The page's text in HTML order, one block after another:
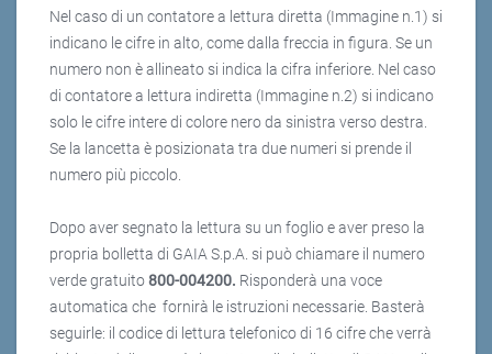
Nel caso di un contatore a lettura diretta (Immagine n.1) si
indicano le cifre in alto, come dalla freccia in figura. Se un
numero non è allineato si indica la cifra inferiore. Nel caso
di contatore a lettura indiretta (Immagine n.2) si indicano
solo le cifre intere di colore nero da sinistra verso destra.
Se la lancetta è posizionata tra due numeri si prende il
numero più piccolo.
Dopo aver segnato la lettura su un foglio e aver preso la
propria bolletta di GAIA S.p.A. si può chiamare il numero
verde gratuito800-004200. Risponderà una voce
automatica che fornirà le istruzioni necessarie. Basterà
seguirle: il codice di lettura telefonico di 16 cifre che verrà